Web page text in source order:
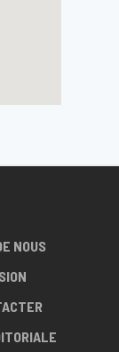
NOUS